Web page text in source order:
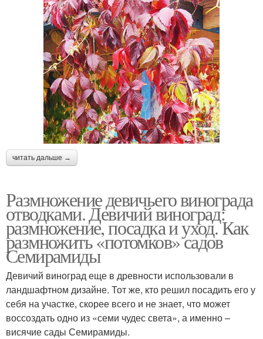
читать дальше →
Размножение девичьего винограда
отводками. Девичий виноград:
размножение, посадка и уход. Как
размножить «потомков» садов
Семирамиды
Девичий виноград еще в древности использовали в
ландшафтном дизайне. Тот же, кто решил посадить его у
себя на участке, скорее всего и не знает, что может
воссоздать одно из «семи чудес света», а именно –
висячие сады Семирамиды.